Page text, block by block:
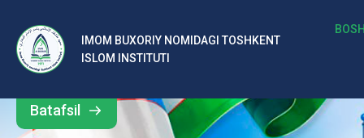
IMOM BUXORIY NOMIDAGI TOSHKENT
ISLOM INSTITUTI
b
al
ar
Barcha
yangiliklar
Batafsil